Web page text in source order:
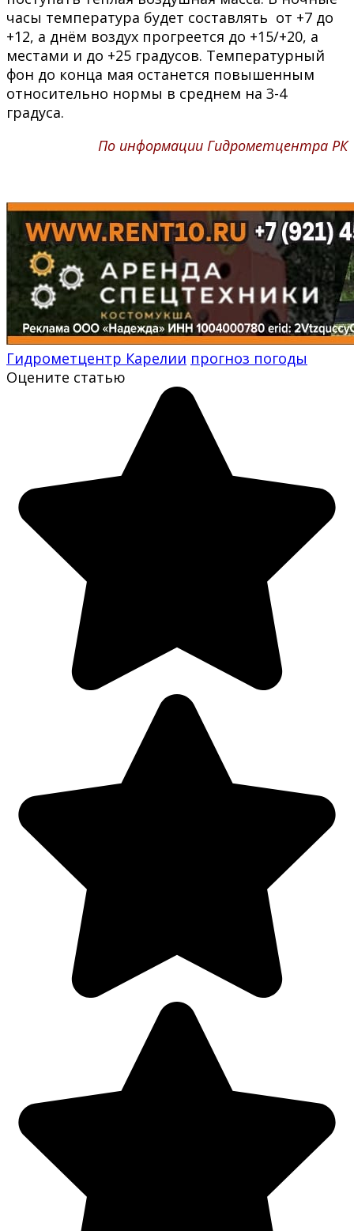
часы температура будет составлять от +7 до
+12, а днём воздух прогреется до +15/+20, а
местами и до +25 градусов. Температурный
фон до конца мая останется повышенным
относительно нормы в среднем на 3-4
градуса.
По информации Гидрометцентра РК
Гидрометцентр Карелии прогноз погоды
Оцените статью